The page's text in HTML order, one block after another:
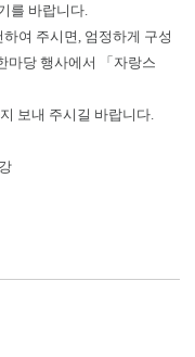
를 바랍니다.
여 주시면, 엄정하게 구성
마당 행사에서 「자랑스
보내 주시길 바랍니다.